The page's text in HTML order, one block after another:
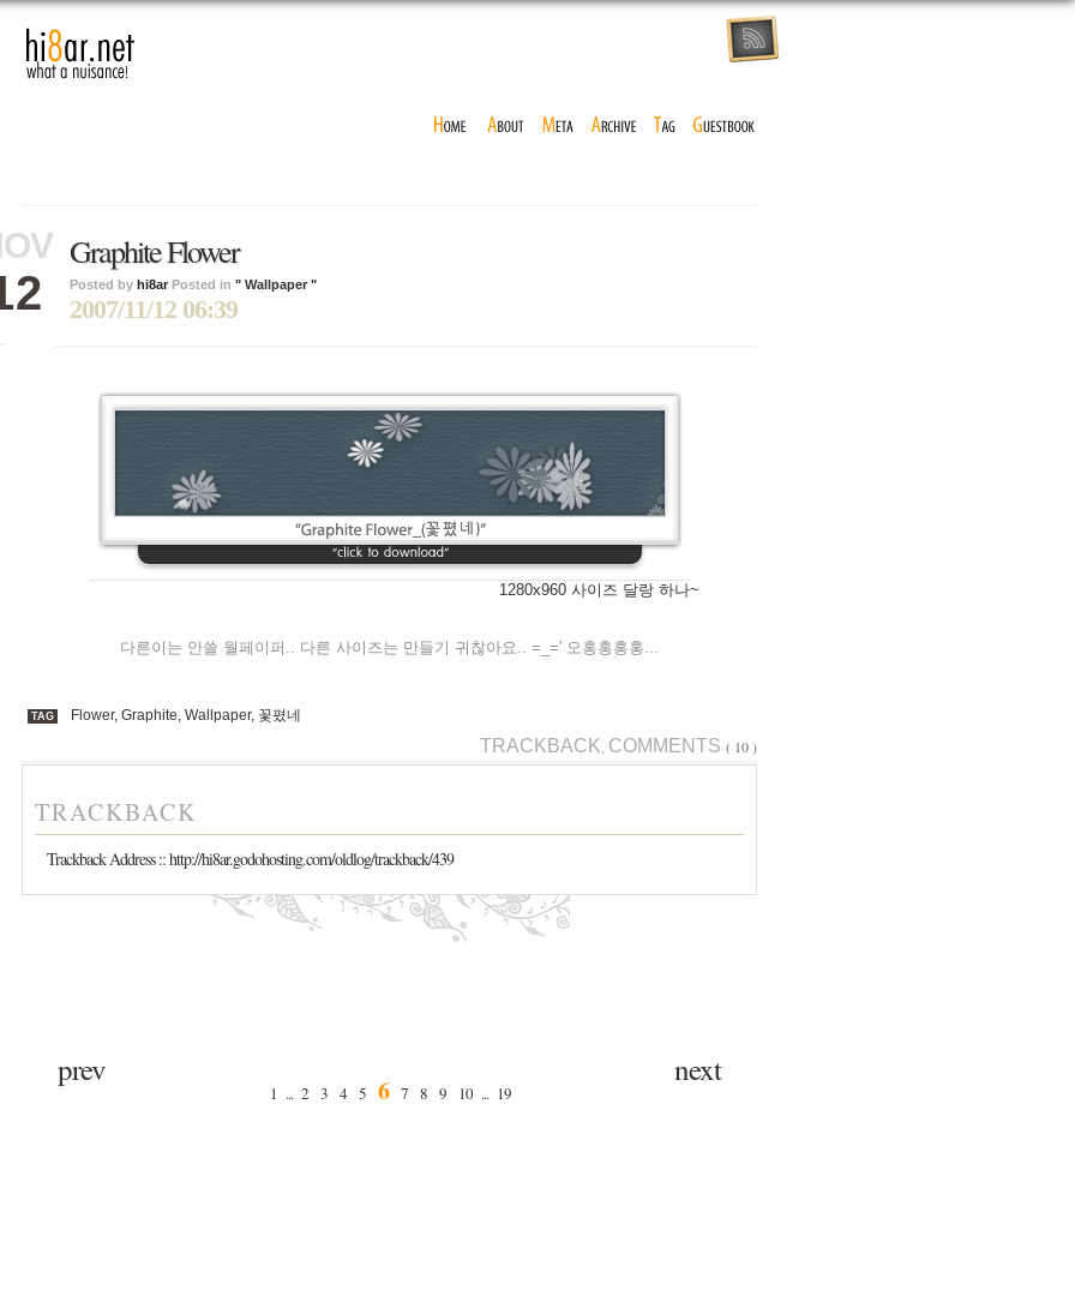
Graphite Flower
Posted by hi8ar Posted in " Wallpaper "
2007/11/12 06:39
1280x960 사이즈 달랑 하나~
다른이는 안쓸 월페이퍼.. 다른 사이즈는 만들기 귀찮아요.. =_=' 오홍홍홍홍...
TAG Flower, Graphite, Wallpaper, 꽃폈네
TRACKBACK, COMMENTS ( 10 )
TRACKBACK
Trackback Address ::http://hi8ar.godohosting.com/oldlog/trackback/439
prev next
1 ... 2 3 4 5 6 7 8 9 10 ... 19